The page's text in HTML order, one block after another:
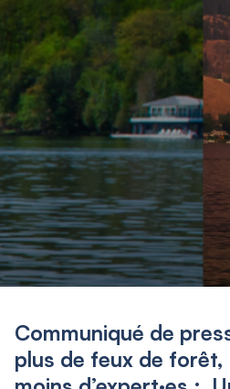
Communiqué de
plus de feux de forêt,